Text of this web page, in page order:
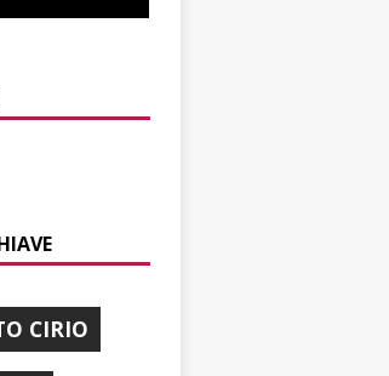
CIRIO